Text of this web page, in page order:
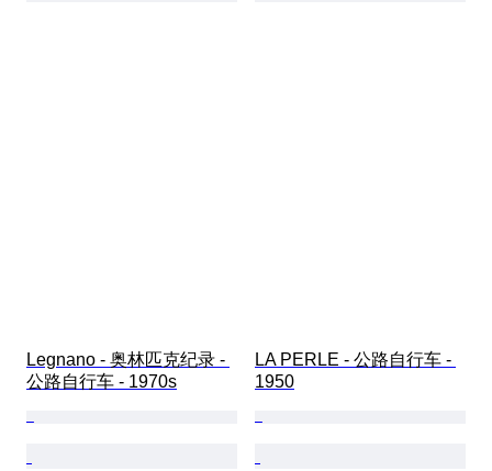
Legnano - 奥林匹克纪录 -
公路自行车 - 1970s
LA PERLE - 公路自行车 -
1950